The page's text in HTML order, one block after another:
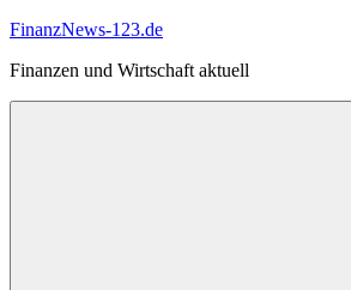
Zum
springen
FinanzNews-123.de
Finanzen und Wirtschaft aktuell